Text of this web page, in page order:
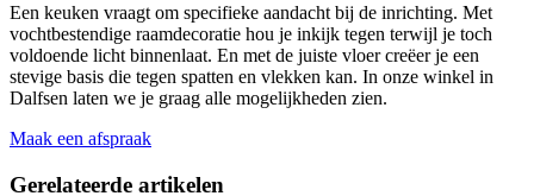
Een keuken vraagt om specifieke aandacht bij de inrichting. Met
vochtbestendige raamdecoratie hou je inkijk tegen terwijl je toch
voldoende licht binnenlaat. En met de juiste vloer creëer je een
stevige basis die tegen spatten en vlekken kan. In onze winkel in
Dalfsen laten we je graag alle mogelijkheden zien.
Maak een afspraak
Gerelateerde artikelen